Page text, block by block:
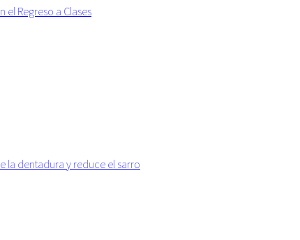
el Regreso a Clases
la dentadura y reduce el sarro